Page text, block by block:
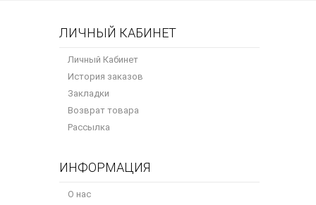
ЛИЧНЫЙ КАБИНЕТ
Личный Кабинет
История заказов
Закладки
Возврат товара
Рассылка
ИНФОРМАЦИЯ
О нас